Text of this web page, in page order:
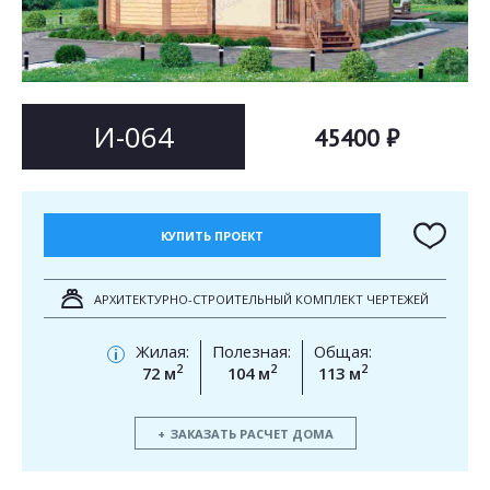
И-064 45400 ₽
КУПИТЬ ПРОЕКТ
АРХИТЕКТУРНО-СТРОИТЕЛЬНЫЙ КОМПЛЕКТ ЧЕРТЕЖЕЙ
i
Жилая:
72 м2
Полезная:
104 м2
Общая:
113 м2
ЗАКАЗАТЬ РАСЧЕТ ДОМА
Согласен на обработку персональных данных
Согласен на обработку персональных данных
This site is protected by reCAPTCHA and the GooglePrivacy PolicyandTerms of Service
apply.